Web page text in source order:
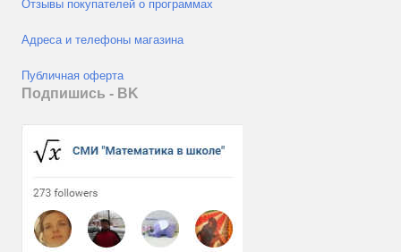
Отзывы покупателей о программах
Адреса и телефоны магазина
Публичная оферта
Подпишись - ВK